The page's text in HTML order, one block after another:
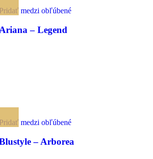
medzi obľúbené
– Legend
medzi obľúbené
– Arborea